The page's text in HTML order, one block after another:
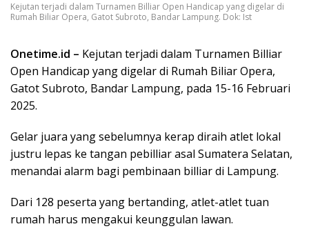
Kejutan terjadi dalam Turnamen Billiar Open Handicap yang digelar di
Rumah Biliar Opera, Gatot Subroto, Bandar Lampung. Dok: Ist
Onetime.id – Kejutan terjadi dalam Turnamen Billiar
Open Handicap yang digelar di Rumah Biliar Opera,
Gatot Subroto, Bandar Lampung, pada 15-16 Februari
2025.
Gelar juara yang sebelumnya kerap diraih atlet lokal
justru lepas ke tangan pebilliar asal Sumatera Selatan,
menandai alarm bagi pembinaan billiar di Lampung.
Dari 128 peserta yang bertanding, atlet-atlet tuan
rumah harus mengakui keunggulan lawan.